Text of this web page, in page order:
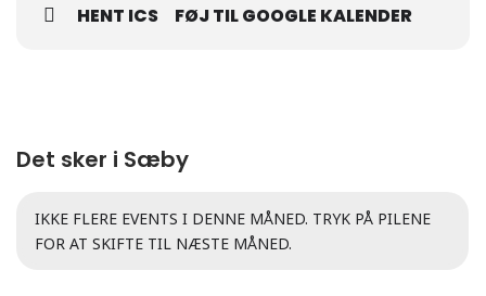
HENT ICS FØJ TIL GOOGLE KALENDER
Det sker i Sæby
IKKE FLERE EVENTS I DENNE MÅNED. TRYK PÅ PILENE
FOR AT SKIFTE TIL NÆSTE MÅNED.